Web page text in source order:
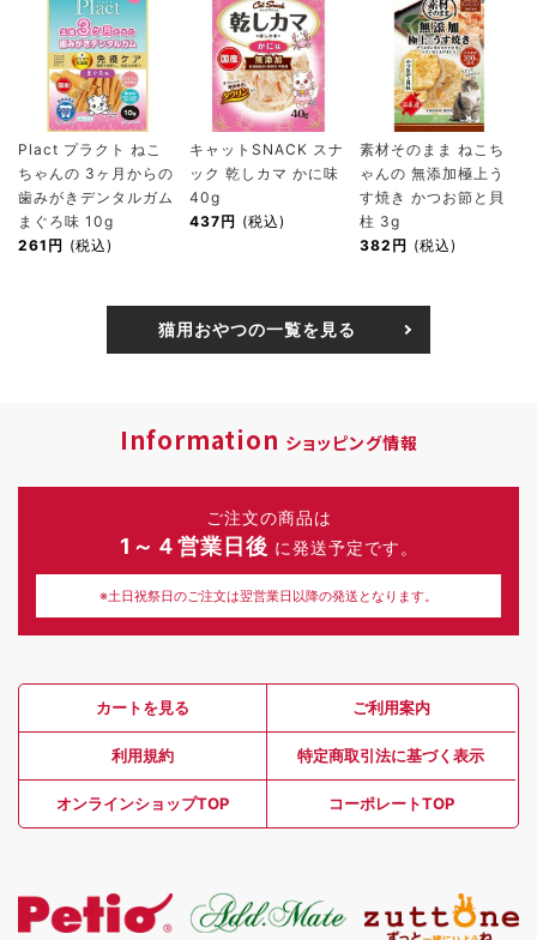
Plact プラクト ねこ
ちゃんの 3ヶ月からの
歯みがきデンタルガム
まぐろ味 10g
261円 (税込)
キャットSNACK スナ
ック 乾しカマ かに味
40g
437円 (税込)
素材そのまま ねこち
ゃんの 無添加極上う
す焼き かつお節と貝
柱 3g
382円 (税込)
猫用おやつの一覧を見る
Information ショッピング情報
ご注文の商品は
1～４営業日後 に発送予定です。
※土日祝祭日のご注文は翌営業日以降の発送となります。
カートを見る ご利用案内
利用規約 特定商取引法に基づく表示
オンラインショップTOP コーポレートTOP